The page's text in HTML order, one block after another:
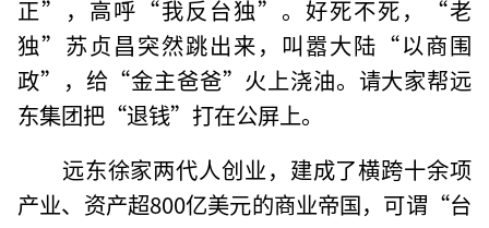
正”，高呼“我反台独”。好死不死，“老
独”苏贞昌突然跳出来，叫嚣大陆“以商围
政”，给“金主爸爸”火上浇油。请大家帮远
东集团把“退钱”打在公屏上。
远东徐家两代人创业，建成了横跨十余项
产业、资产超800亿美元的商业帝国，可谓“台